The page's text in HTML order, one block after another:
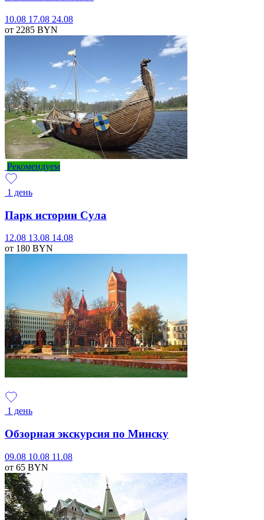
10.08 17.08 24.08
от 2285 BYN
Рекомендуем
1 день
Парк истории Сула
12.08 13.08 14.08
от 180 BYN
1 день
Обзорная экскурсия по Минску
09.08 10.08 11.08
от 65 BYN